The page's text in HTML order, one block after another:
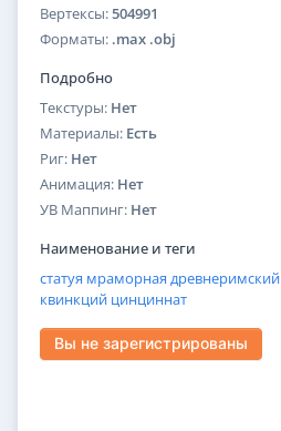
Вертексы:504991
Форматы: .max .obj
Подробно
Текстуры: Нет
Материалы: Есть
Риг: Нет
Анимация: Нет
УВ Маппинг: Нет
Наименование и теги
статуя мраморная древнеримский
квинкций цинциннат
Вы не зарегистрированы